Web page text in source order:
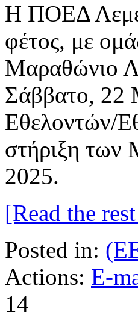
Η ΠΟΕΔ
φέτος, με
Μαραθώνιο
Σάββατο, 22
Εθελοντών/
στήριξη
2025.
[Read the
Posted in:
Actions: E-
14